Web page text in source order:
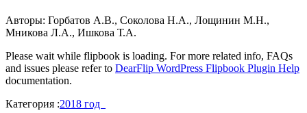
Авторы: Горбатов А.В., Соколова Н.А., Лощинин М.Н.,
Мникова Л.А., Ишкова Т.А.
Please wait while flipbook is loading. For more related info, FAQs
and issues please refer to DearFlip WordPress Flipbook Plugin Help
documentation.
Категория :2018 год